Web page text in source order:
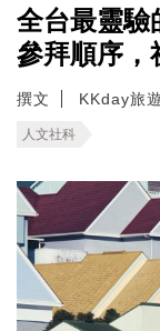
全台最靈驗
參拜順序，
撰文 KKday旅
人文社科